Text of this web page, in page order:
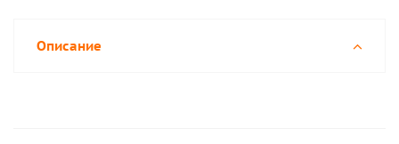
Описание